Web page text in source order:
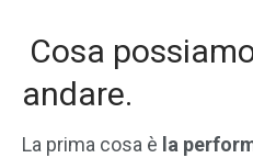
Cosa
andare.
La prima cosa è la